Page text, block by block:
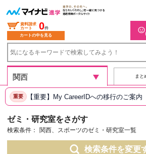
資料請求
カート
0件
カートの中を見る
まと
重要 【重要】My CareerIDへの移行のご案内
ゼミ・研究室をさがす
検索条件： 関西、スポーツのゼミ・研究室一覧
検索条件を変更